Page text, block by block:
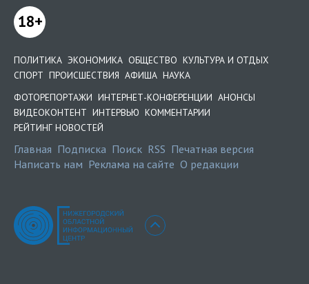
18+
ПОЛИТИКА ЭКОНОМИКА ОБЩЕСТВО КУЛЬТУРА И ОТДЫХ
СПОРТ ПРОИСШЕСТВИЯ АФИША НАУКА
ФОТОРЕПОРТАЖИ ИНТЕРНЕТ-КОНФЕРЕНЦИИ АНОНСЫ
ВИДЕОКОНТЕНТ ИНТЕРВЬЮ КОММЕНТАРИИ
РЕЙТИНГ НОВОСТЕЙ
Главная Подписка Поиск RSS Печатная версия
Написать нам Реклама на сайте О редакции